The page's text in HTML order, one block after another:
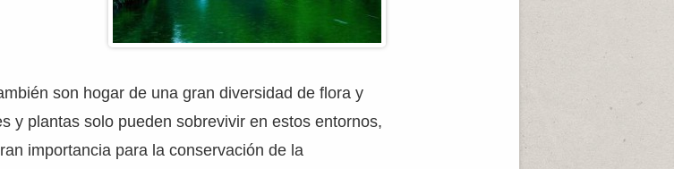
son hogar de una gran diversidad de flora y
y plantas solo pueden sobrevivir en estos entornos,
importancia para la conservación de la